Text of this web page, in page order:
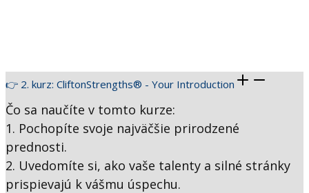
👉 2. kurz: CliftonStrengths® - Your Introduction
Čo sa naučíte v tomto kurze:
1. Pochopíte svoje najväčšie prirodzené
prednosti.
2. Uvedomíte si, ako vaše talenty a silné stránky
prispievajú k vášmu úspechu.